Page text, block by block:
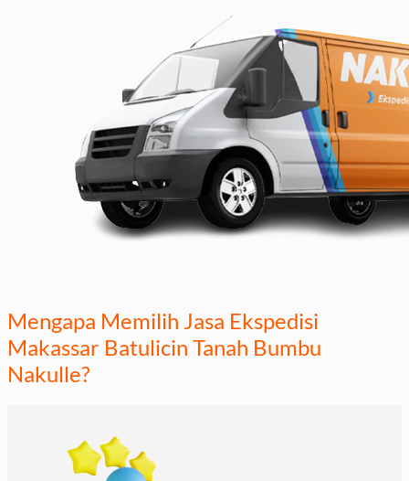
Mengapa Memilih Jasa Ekspedisi
Makassar Batulicin Tanah Bumbu
Nakulle?